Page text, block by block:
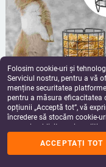
Hrănitor de fân pentru iepuri
metal Suport de hrănire
pentru iepuri Suport pentru
pentru animale mici Cușcă
87.88 - 90.24Lei
Folosim cookie-uri și
Serviciul nostru, pentru a vă
menține securitatea
pentru a măsura eficacitatea
opțiunii „Acceptă tot”, vă
încredere să stocăm cookie-
scopuri publicitare și
făcând clic pe „Gestionează
rugăm să consultațiPolitica
ACCEPTAȚI TOT